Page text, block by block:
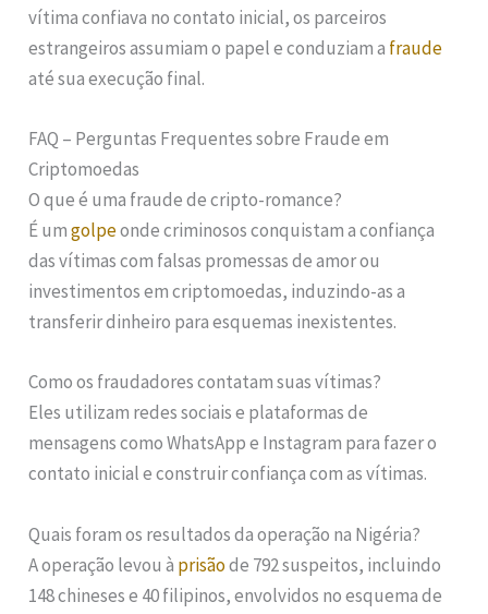
vítima confiava no contato inicial, os parceiros
estrangeiros assumiam o papel e conduziam a fraude
até sua execução final.
FAQ – Perguntas Frequentes sobre Fraude em
Criptomoedas
O que é uma fraude de cripto-romance?
É umgolpeonde criminosos conquistam a confiança
das vítimas com falsas promessas de amor ou
investimentos em criptomoedas, induzindo-as a
transferir dinheiro para esquemas inexistentes.
Como os fraudadores contatam suas vítimas?
Eles utilizam redes sociais e plataformas de
mensagens como WhatsApp e Instagram para fazer o
contato inicial e construir confiança com as vítimas.
Quais foram os resultados da operação na Nigéria?
A operação levou à prisãode 792 suspeitos, incluindo
148 chineses e 40 filipinos, envolvidos no esquema de